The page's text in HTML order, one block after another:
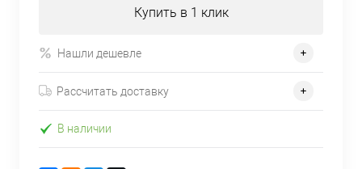
Купить в 1 клик
Нашли дешевле
Рассчитать доставку
В наличии